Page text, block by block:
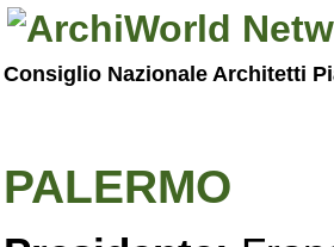
Consiglio Nazionale Architetti
PALERMO